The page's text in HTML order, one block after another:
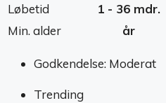
Løbetid
1 - 36 mdr.
Min. alder
år
Godkendelse: Moderat
Trending